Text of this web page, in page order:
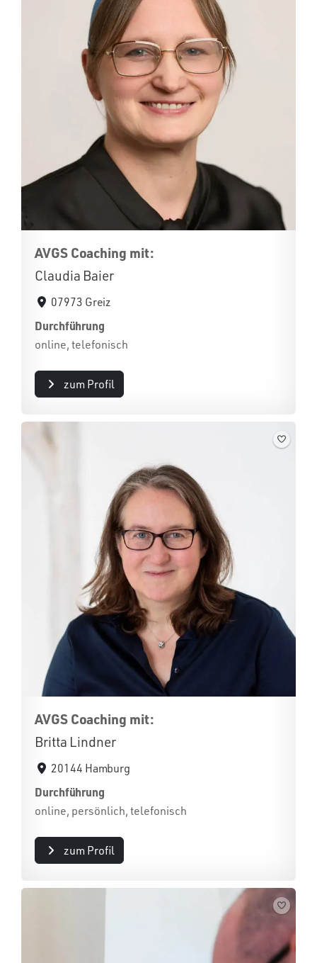
AVGS Coaching mit:
Claudia Baier
07973 Greiz
Durchführung
online, telefonisch
zum Profil
AVGS Coaching mit:
Britta Lindner
20144 Hamburg
Durchführung
online, persönlich, telefonisch
zum Profil